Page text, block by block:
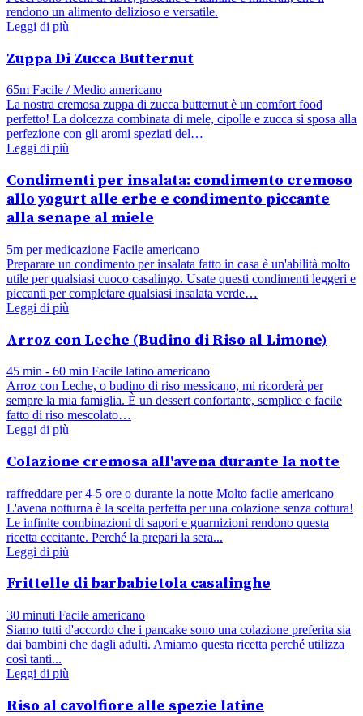
rendono un alimento delizioso e versatile.
Leggi di più
Zuppa Di Zucca Butternut
65m Facile / Medio americano
La nostra cremosa zuppa di zucca butternut è un comfort food
perfetto! La dolcezza combinata di mele, cipolle e zucca si sposa alla
perfezione con gli aromi speziati del…
Leggi di più
Condimenti per insalata: condimento cremoso
allo yogurt alle erbe e condimento piccante
alla senape al miele
5m per medicazione Facile americano
Preparare un condimento per insalata fatto in casa è un'abilità molto
utile per qualsiasi cuoco casalingo. Usate questi condimenti leggeri e
piccanti per completare qualsiasi insalata verde…
Leggi di più
Arroz con Leche (Budino di Riso al Limone)
45 min - 60 min Facile latino americano
Arroz con Leche, o budino di riso messicano, mi ricorderà per
sempre la mia famiglia. È un dessert confortante, semplice e facile
fatto di riso mescolato…
Leggi di più
Colazione cremosa all'avena durante la notte
raffreddare per 4-5 ore o durante la notte Molto facile americano
L'avena notturna è la scelta perfetta per una colazione senza cottura!
Le infinite combinazioni di sapori e guarnizioni rendono questa
ricetta eccitante. Perché la prepari la sera...
Leggi di più
Frittelle di barbabietola casalinghe
30 minuti Facile americano
Siamo tutti d'accordo che i pancake sono una colazione preferita sia
dai bambini che dagli adulti. Amiamo questa ricetta perché utilizza
così tanti...
Leggi di più
Riso al cavolfiore alle spezie latine